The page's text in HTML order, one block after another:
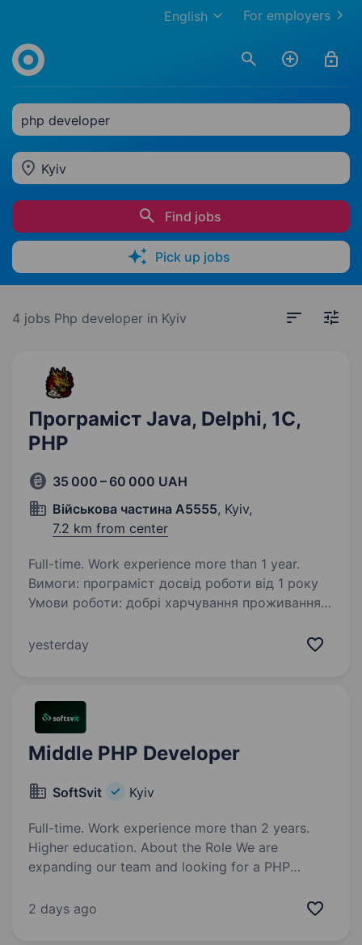
For employers
English
php developer
Kyiv
Find jobs
Pick up jobs
4 jobs Php developer in Kyiv
Програміст Java, Delphi, 1С,
PHP
35 000 – 60 000 UAH
Військова частина А5555, Kyiv,
7.2 km from center
Full-time. Work experience more than 1 year.
Вимоги: програміст досвід роботи від 1 року
Умови роботи: добрі харчування проживання
супровід, навіть якщо в розшуку. Cлужба
yesterday
Middle PHP Developer
SoftSvit Kyiv
Full-time. Work experience more than 2 years.
Higher education. About the Role We are
expanding our team and looking for a PHP
work on developing and maintaining internal
2 days ago